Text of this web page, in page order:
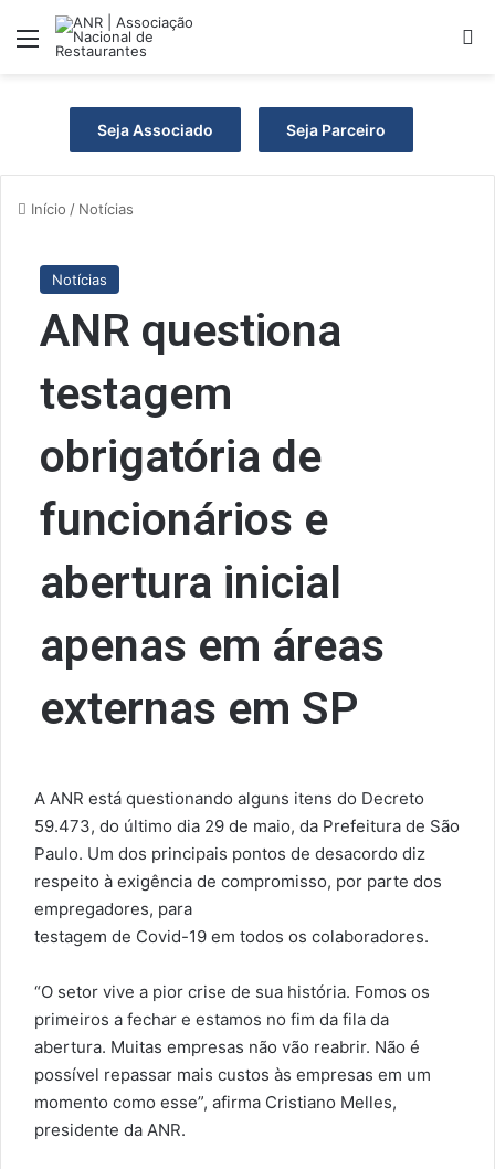
Menu
Seja Associado Seja Parceiro
Início / Notícias
Notícias
ANR questiona
testagem
obrigatória de
funcionários e
abertura inicial
apenas em áreas
externas em SP
A ANR está questionando alguns itens do Decreto
59.473, do último dia 29 de maio, da Prefeitura de São
Paulo. Um dos principais pontos de desacordo diz
respeito à exigência de compromisso, por parte dos
empregadores, para
testagem de Covid-19 em todos os colaboradores.
“O setor vive a pior crise de sua história. Fomos os
primeiros a fechar e estamos no fim da fila da
abertura. Muitas empresas não vão reabrir. Não é
possível repassar mais custos às empresas em um
momento como esse”, afirma Cristiano Melles,
presidente da ANR.